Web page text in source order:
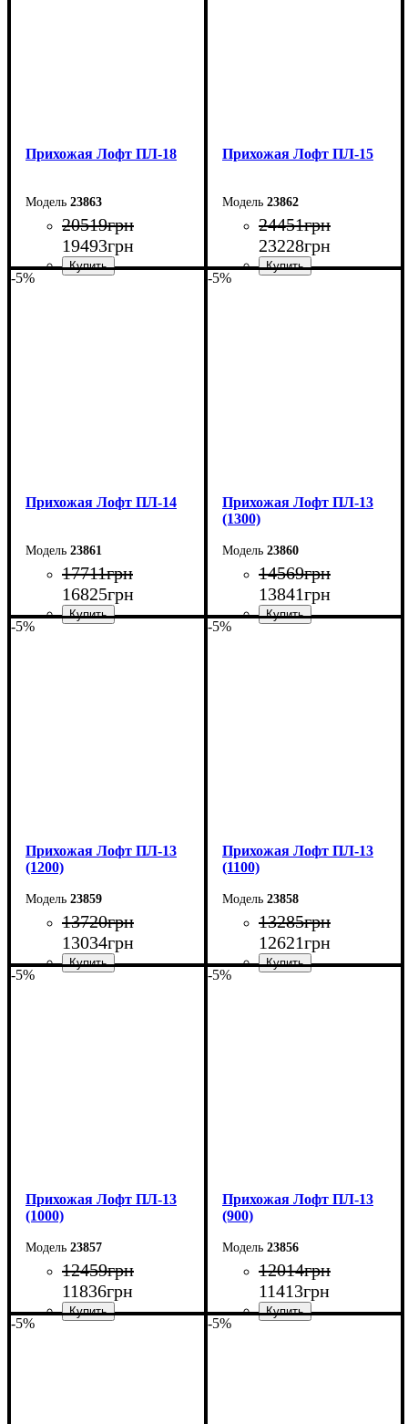
Прихожая Лофт ПЛ-18
23863
20519грн
19493грн
Прихожая Лофт ПЛ-15
23862
24451грн
23228грн
-5%
Прихожая Лофт ПЛ-14
23861
17711грн
16825грн
-5%
Прихожая Лофт ПЛ-13
(1300)
23860
14569грн
13841грн
-5%
Прихожая Лофт ПЛ-13
(1200)
23859
13720грн
13034грн
-5%
Прихожая Лофт ПЛ-13
(1100)
23858
13285грн
12621грн
-5%
Прихожая Лофт ПЛ-13
(1000)
23857
12459грн
11836грн
-5%
Прихожая Лофт ПЛ-13
(900)
23856
12014грн
11413грн
-5% -5%